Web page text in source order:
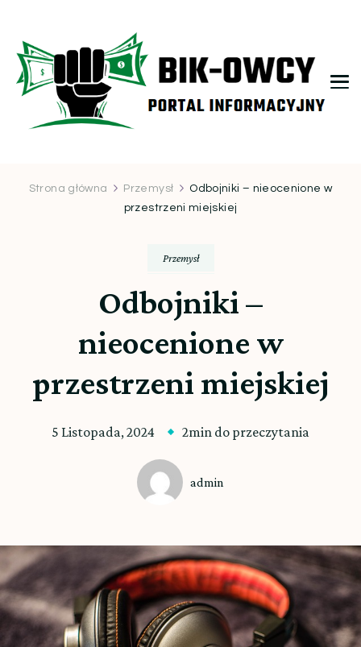
Strona główna Przemysł
Odbojniki – nieocenione w
przestrzeni miejskiej
Przemysł
Odbojniki –
nieocenione w
przestrzeni miejskiej
5 Listopada, 2024 2min do przeczytania
admin